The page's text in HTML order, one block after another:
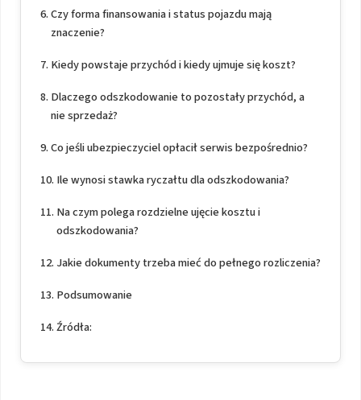
Czy forma finansowania i status pojazdu mają
znaczenie?
Kiedy powstaje przychód i kiedy ujmuje się koszt?
Dlaczego odszkodowanie to pozostały przychód, a
nie sprzedaż?
Co jeśli ubezpieczyciel opłacił serwis bezpośrednio?
Ile wynosi stawka ryczałtu dla odszkodowania?
Na czym polega rozdzielne ujęcie kosztu i
odszkodowania?
Jakie dokumenty trzeba mieć do pełnego rozliczenia?
Podsumowanie
Źródła: